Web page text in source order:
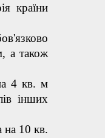
країни
а також
4 кв. м
інших
на 10 кв.